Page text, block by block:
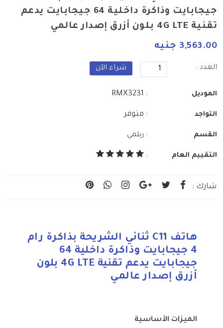
جيجابايت وذاكرة داخلية 64 جيجابايت يدعم
تقنية 4G LTE بلون أزرق إصدار عالمي
3,563.00 جنيه
العدد : شراء الآن
الموديل : RMX3231
التواجد : متوفر
القسم : ريلمي
التقييم العام :
شارك :
هاتف C11 ثنائي الشريحة بذاكرة رام
4 جيجابايت وذاكرة داخلية 64
جيجابايت يدعم تقنية 4G LTE بلون
أزرق إصدار عالمي
الميزات الأساسية